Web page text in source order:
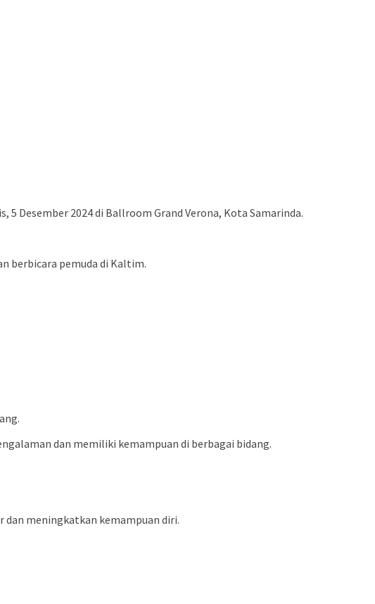
Desember 2024 di Ballroom Grand Verona, Kota Samarinda.
berbicara pemuda di Kaltim.
dan memiliki kemampuan di berbagai bidang.
dan meningkatkan kemampuan diri.